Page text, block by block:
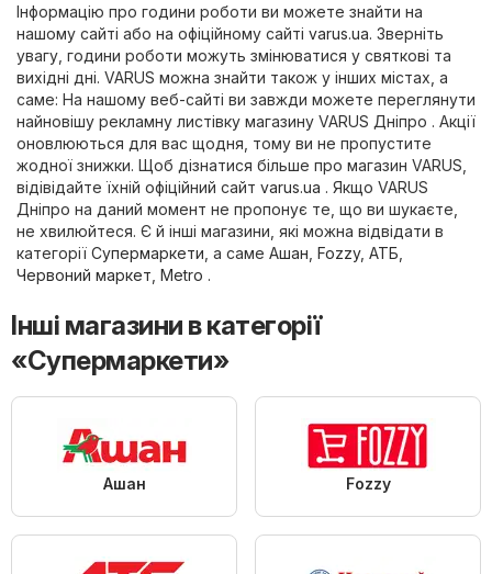
Інформацію про години роботи ви можете знайти на
нашому сайті або на офіційному сайті varus.ua. Зверніть
увагу, години роботи можуть змінюватися у святкові та
вихідні дні. VARUS можна знайти також у інших містах, а
саме: На нашому веб-сайті ви завжди можете переглянути
найновішу рекламну листівку магазину VARUS Дніпро . Акції
оновлюються для вас щодня, тому ви не пропустите
жодної знижки. Щоб дізнатися більше про магазин VARUS,
відівідайте їхній офіційний сайт varus.ua . Якщо VARUS
Дніпро на даний момент не пропонує те, що ви шукаєте,
не хвилюйтеся. Є й інші магазини, які можна відвідати в
категорії Супермаркети , а саме Ашан Fozzy, АТБ
Червоний маркет Metro .
Інші магазини в категорії
«Супермаркети»
Ашан Fozzy